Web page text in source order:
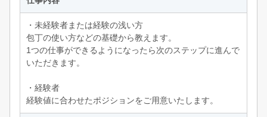
・未経験者または経験の浅い方
包丁の使い方などの基礎から教えます。
1つの仕事ができるようになったら次のステップに進んで
いただきます。
・経験者
経験値に合わせたポジションをご用意いたします。